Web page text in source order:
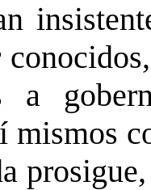
a
mismos